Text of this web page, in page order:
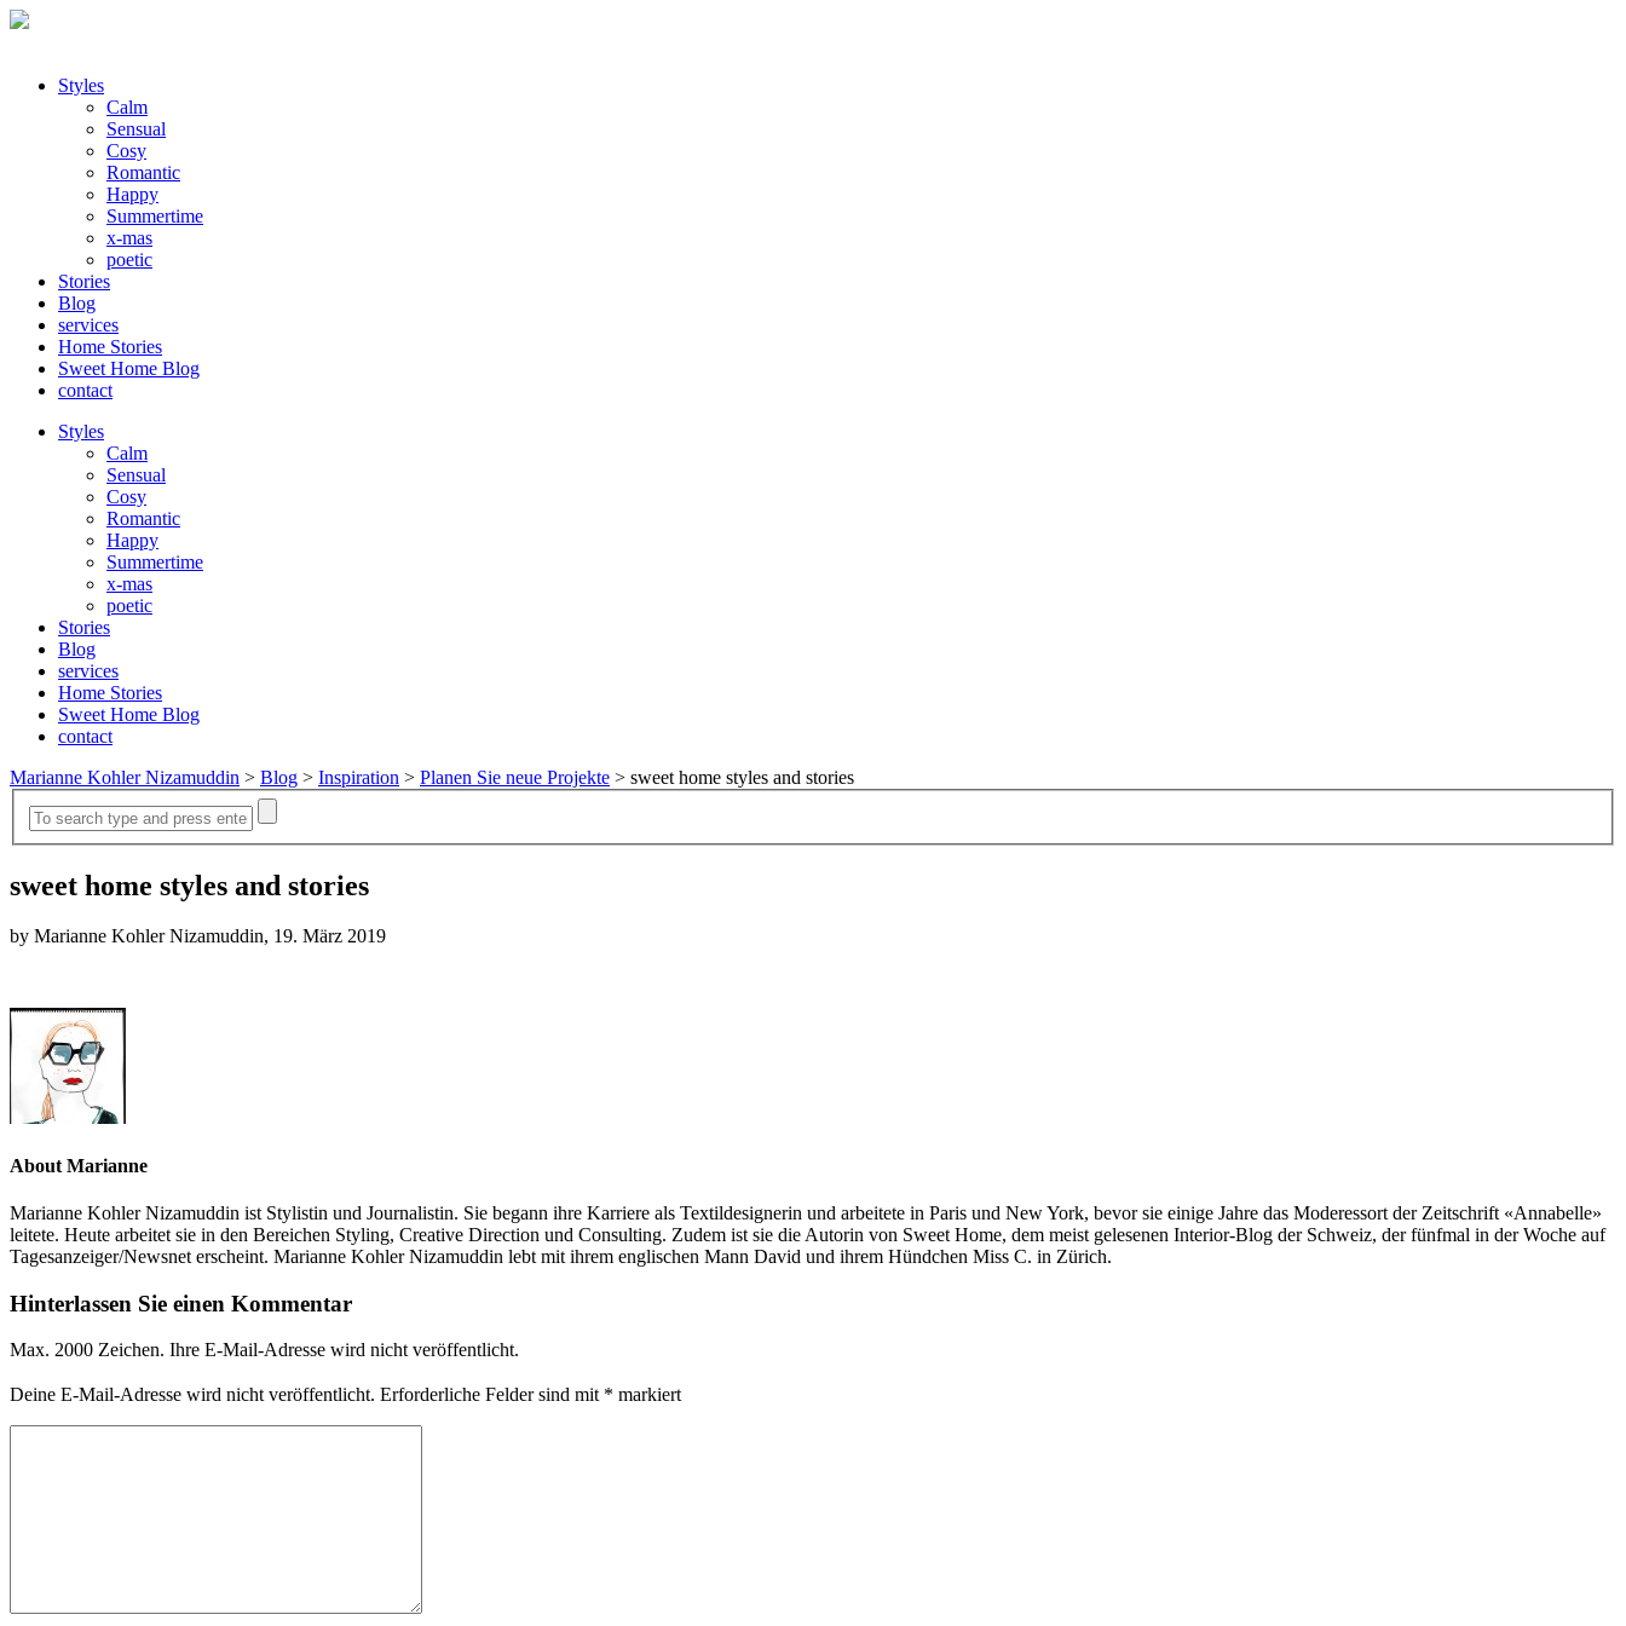
Styles
Calm
Sensual
Cosy
Romantic
Happy
Summertime
x-mas
poetic
Stories
Blog
services
Home Stories
Sweet Home Blog
contact
Styles
Calm
Sensual
Cosy
Romantic
Happy
Summertime
x-mas
poetic
Stories
Blog
services
Home Stories
Sweet Home Blog
contact
Marianne Kohler Nizamuddin > Blog > Inspiration > Planen Sie neue Projekte > sweet home styles and stories
sweet home styles and stories
by Marianne Kohler Nizamuddin, 19. März 2019
About Marianne
Marianne Kohler Nizamuddin ist Stylistin und Journalistin. Sie begann ihre Karriere als Textildesignerin und arbeitete in Paris und New York, bevor sie einige Jahre das Moderessort der Zeitschrift «Annabelle»
leitete. Heute arbeitet sie in den Bereichen Styling, Creative Direction und Consulting. Zudem ist sie die Autorin von Sweet Home, dem meist gelesenen Interior-Blog der Schweiz, der fünfmal in der Woche auf
Tagesanzeiger/Newsnet erscheint. Marianne Kohler Nizamuddin lebt mit ihrem englischen Mann David und ihrem Hündchen Miss C. in Zürich.
Hinterlassen Sie einen Kommentar
Max. 2000 Zeichen. Ihre E-Mail-Adresse wird nicht veröffentlicht.
Deine E-Mail-Adresse wird nicht veröffentlicht. Erforderliche Felder sind mit * markiert